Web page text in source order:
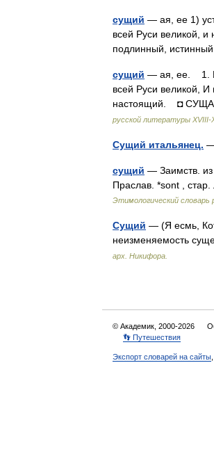
сущий — ая, ее 1)
всей Руси великой,
подлинный,
сущий — ая, ее. 1.
всей Руси великой,
настоящий. ◘
русской литературы ХVIII-
Сущий итальянец.
сущий — Заимств. из
Праслав. *sont ,
Этимологический словарь
Сущий — (Я есмь,
неизменяемость
арх. Никифора.
© Академик, 2000-2026
👣 Путешествия
Экспорт словарей на сайты